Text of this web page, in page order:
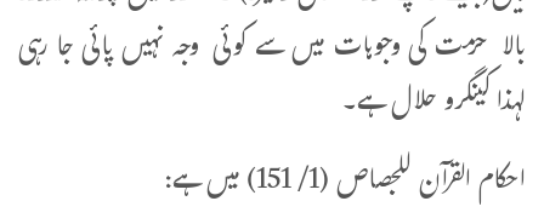
بالا حرمت کی وجوہات میں سے کوئی وجہ نہیں پائی جا رہی
لہذا کینگرو حلال ہے۔
احكام القرآن للجصاص (1/ 151) میں ہے: